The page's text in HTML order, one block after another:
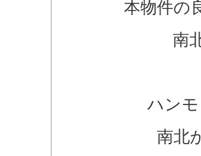
本物件の
南
ハン
南北